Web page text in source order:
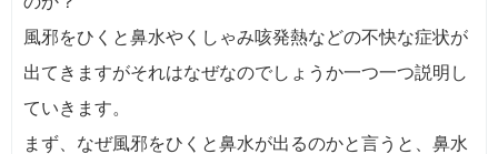
風邪をひくと鼻水やくしゃみ咳発熱などの不快な症状が
出てきますがそれはなぜなのでしょうか一つ一つ説明し
ていきます。
まず、なぜ風邪をひくと鼻水が出るのかと言うと、鼻水